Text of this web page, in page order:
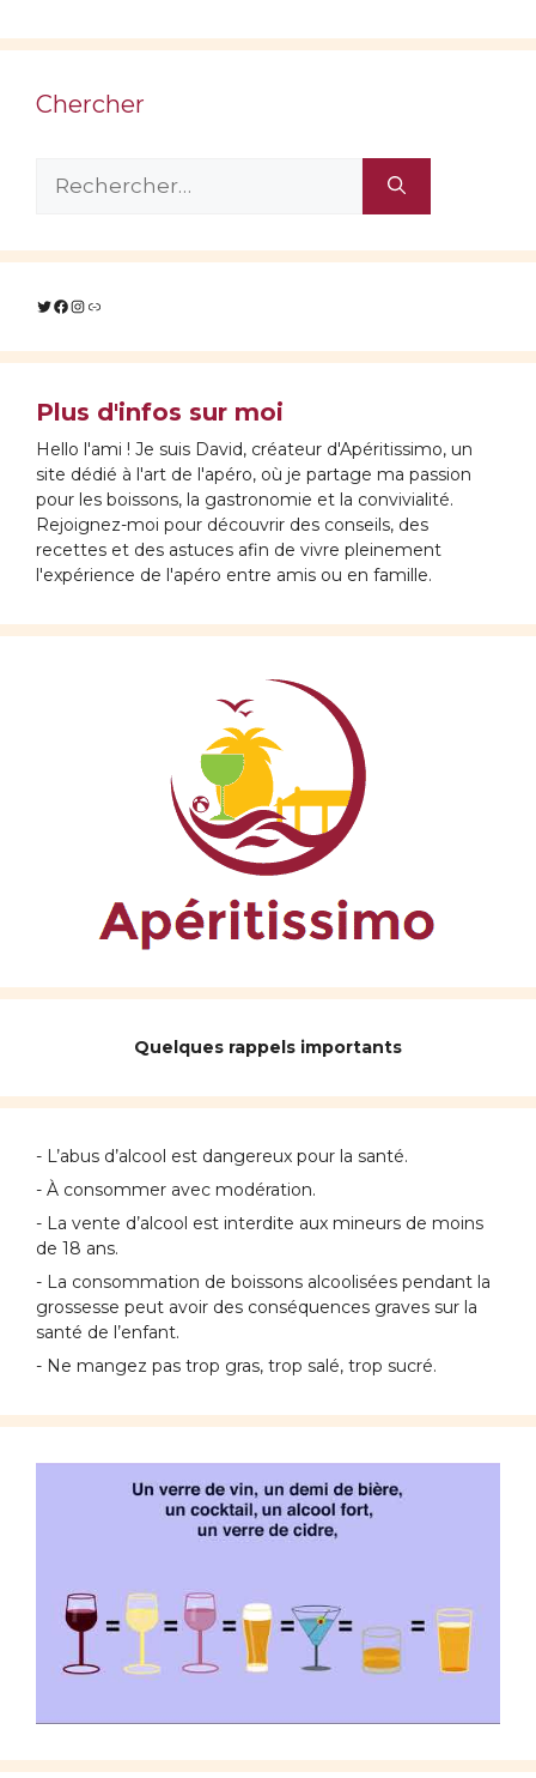
Chercher
Twitter
Facebook
Instagram
Lien
Plus d'infos sur moi
Hello l'ami ! Je suis David, créateur d'Apéritissimo, un
site dédié à l'art de l'apéro, où je partage ma passion
pour les boissons, la gastronomie et la convivialité.
Rejoignez-moi pour découvrir des conseils, des
recettes et des astuces afin de vivre pleinement
l'expérience de l'apéro entre amis ou en famille.
Quelques rappels importants
- L’abus d’alcool est dangereux pour la santé.
- À consommer avec modération.
- La vente d’alcool est interdite aux mineurs de moins
de 18 ans.
- La consommation de boissons alcoolisées pendant la
grossesse peut avoir des conséquences graves sur la
santé de l’enfant.
- Ne mangez pas trop gras, trop salé, trop sucré.